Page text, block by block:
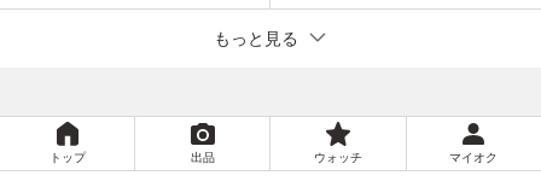
もっと見る
トップ 出品 ウォッチ マイオク